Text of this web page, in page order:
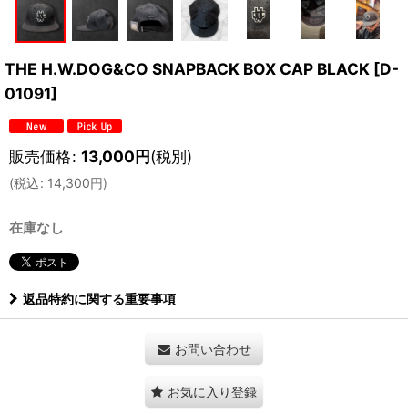
THE H.W.DOG&CO SNAPBACK BOX CAP BLACK [D-
01091]
販売価格: 13,000円(税別)
(税込: 14,300円)
在庫なし
返品特約に関する重要事項
お問い合わせ
お気に入り登録